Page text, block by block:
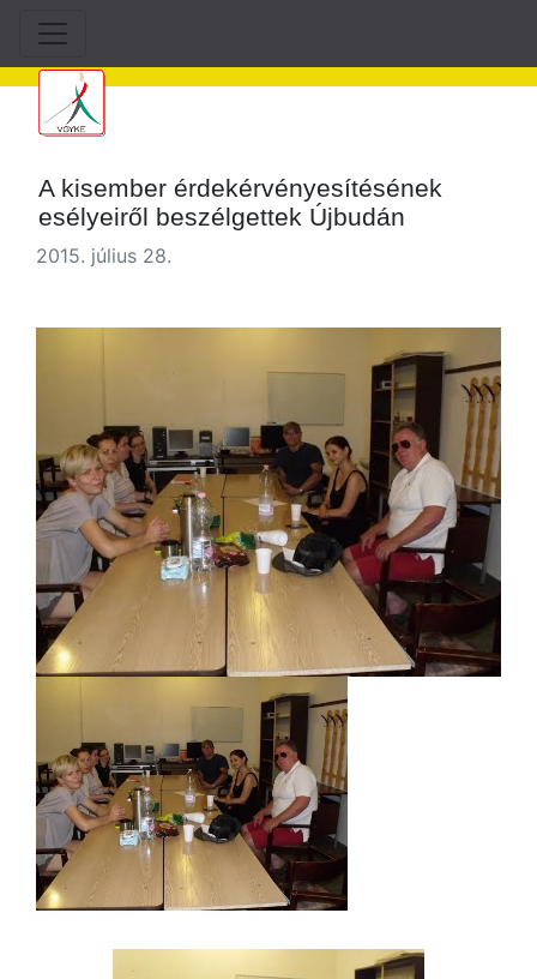
A kisember érdekérvényesítésének
esélyeiről beszélgettek Újbudán
2015. július 28.